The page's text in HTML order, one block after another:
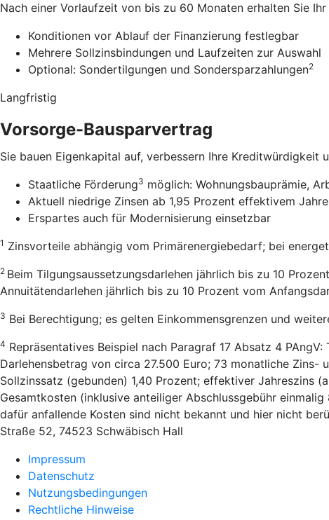
Nach einer Vorlaufzeit von bis zu 60 Monaten erhalten Sie
Konditionen vor Ablauf der Finanzierung festlegbar
Mehrere Sollzinsbindungen und Laufzeiten zur Auswahl
Optional: Sondertilgungen und Sondersparzahlungen2
Langfristig
Vorsorge-Bausparvertrag
Sie bauen Eigenkapital auf, verbessern Ihre Kreditwürdigkeit
Staatliche Förderung3 möglich: Wohnungsbauprämie,
Aktuell niedrige Zinsen ab 1,95 Prozent effektivem
Erspartes auch für Modernisierung einsetzbar
1 Zinsvorteile abhängig vom Primärenergiebedarf; bei
2 Beim Tilgungsaussetzungsdarlehen jährlich bis zu 10
Annuitätendarlehen jährlich bis zu 10 Prozent vom
3 Bei Berechtigung; es gelten Einkommensgrenzen und
4 Repräsentatives Beispiel nach Paragraf 17 Absatz 4
Darlehensbetrag von circa 27.500 Euro; 73 monatliche Zins-
Sollzinssatz (gebunden) 1,40 Prozent; effektiver Jahreszins
Gesamtkosten (inklusive anteiliger Abschlussgebühr
dafür anfallende Kosten sind nicht bekannt und hier nicht
Straße 52, 74523 Schwäbisch Hall
Impressum
Datenschutz
Nutzungsbedingungen
Rechtliche Hinweise